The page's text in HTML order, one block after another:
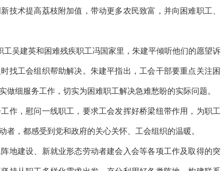
技术提高荔枝附加值，带动更多农民致富，并向困难职工、
吴建英和困难残疾职工冯国家里，朱建平倾听他们的愿望诉
找工会组织帮助解决。朱建平指出，工会干部要重点关注困
细服务工作，切实为困难职工解决急难愁盼的实际问题。
，慰问一线职工，要求工会发挥好桥梁纽带作用，为职工
，都感受到党和政府的关心关怀、工会组织的温暖。
建设、新就业形态劳动者建会入会等各项工作及取得的突